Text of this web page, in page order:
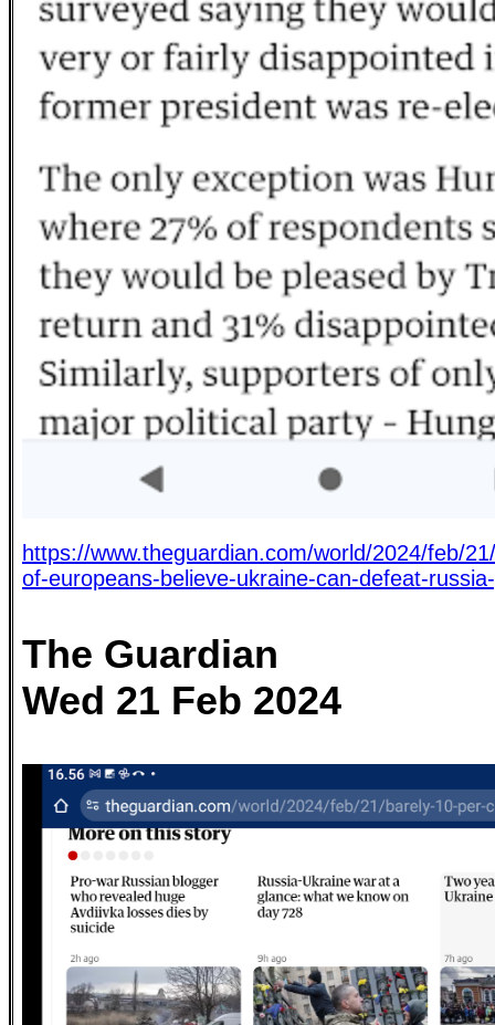
https://www.theguardian.com/world/2024/feb/
of-europeans-believe-ukraine-can-defeat-
The Guardian
Wed 21 Feb 2024